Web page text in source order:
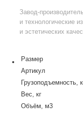
Завод-производитель
и технологические
и эстетических
Размер
Артикул
Грузоподъемность,
Вес, кг
Объём, м3